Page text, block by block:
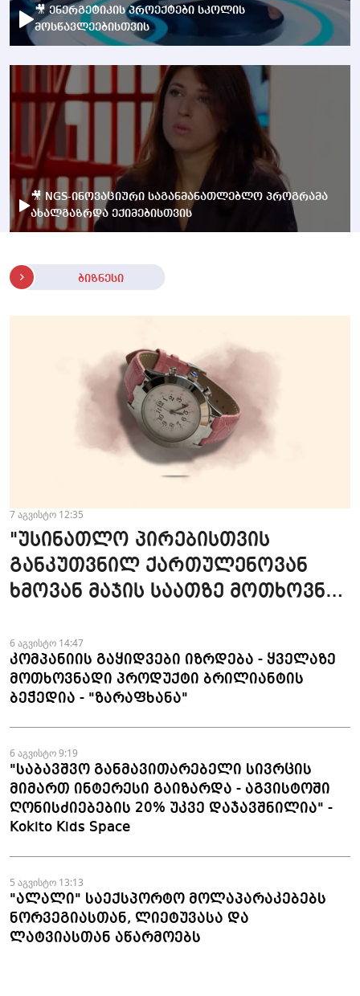
🎥 ენერგეტიკის პროექტები სკოლის
მოსწავლეებისთვის
🎥 NGS-ინოვაციური საგანმანათლებლო პროგრამა
ახალგაზრდა ექიმებისთვის
ბიზნესი
7 აგვისტო 12:35
"უსინათლო პირებისთვის
განკუთვნილ ქართულენოვან
ხმოვან მაჯის საათზე მოთხოვნა
6 აგვისტო 14:47
კომპანიის გაყიდვები იზრდება - ყველაზე
მოთხოვნადი პროდუქტი ბრილიანტის
ბეჭედია - "ზარაფხანა"
6 აგვისტო 9:19
"საბავშვო განმავითარებელი სივრცის
მიმართ ინტერესი გაიზარდა - აგვისტოში
ღონისძიებების 20% უკვე დაჯავშნილია" -
Kokito Kids Space
5 აგვისტო 13:13
"ალალი" საექსპორტო მოლაპარაკებებს
ნორვეგიასთან, ლიეტუვასა და
ლატვიასთან აწარმოებს